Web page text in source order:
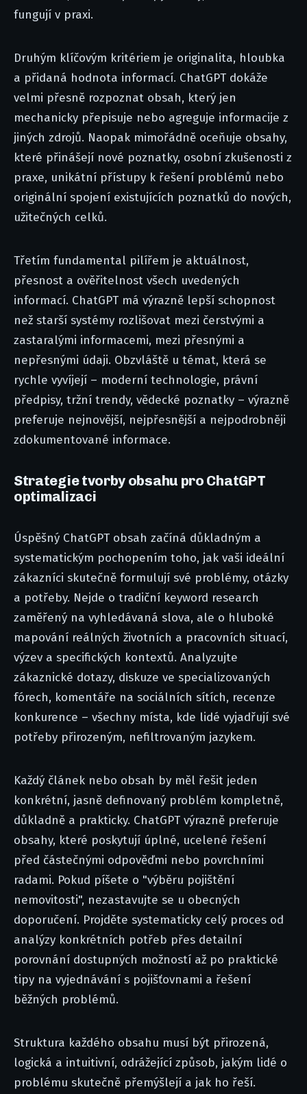
fungují v praxi.
Druhým klíčovým kritériem je originalita, hloubka
a přidaná hodnota informací. ChatGPT dokáže
velmi přesně rozpoznat obsah, který jen
mechanicky přepisuje nebo agreguje informacije z
jiných zdrojů. Naopak mimořádně oceňuje obsahy,
které přinášejí nové poznatky, osobní zkušenosti z
praxe, unikátní přístupy k řešení problémů nebo
originální spojení existujících poznatků do nových,
užitečných celků.
Třetím fundamental pilířem je aktuálnost,
přesnost a ověřitelnost všech uvedených
informací. ChatGPT má výrazně lepší schopnost
než starší systémy rozlišovat mezi čerstvými a
zastaralými informacemi, mezi přesnými a
nepřesnými údaji. Obzvláště u témat, která se
rychle vyvíjejí – moderní technologie, právní
předpisy, tržní trendy, vědecké poznatky – výrazně
preferuje nejnovější, nejpřesnější a nejpodrobněji
zdokumentované informace.
Strategie tvorby obsahu pro ChatGPT
optimalizaci
Úspěšný ChatGPT obsah začíná důkladným a
systematickým pochopením toho, jak vaši ideální
zákazníci skutečně formulují své problémy, otázky
a potřeby. Nejde o tradiční keyword research
zaměřený na vyhledávaná slova, ale o hluboké
mapování reálných životních a pracovních situací,
výzev a specifických kontextů. Analyzujte
zákaznické dotazy, diskuze ve specializovaných
fórech, komentáře na sociálních sítích, recenze
konkurence – všechny místa, kde lidé vyjadřují své
potřeby přirozeným, nefiltrovaným jazykem.
Každý článek nebo obsah by měl řešit jeden
konkrétní, jasně definovaný problém kompletně,
důkladně a prakticky. ChatGPT výrazně preferuje
obsahy, které poskytují úplné, ucelené řešení
před částečnými odpověďmi nebo povrchními
radami. Pokud píšete o "výběru pojištění
nemovitosti", nezastavujte se u obecných
doporučení. Projděte systematicky celý proces od
analýzy konkrétních potřeb přes detailní
porovnání dostupných možností až po praktické
tipy na vyjednávání s pojišťovnami a řešení
běžných problémů.
Struktura každého obsahu musí být přirozená,
logická a intuitivní, odrážející způsob, jakým lidé o
problému skutečně přemýšlejí a jak ho řeší.